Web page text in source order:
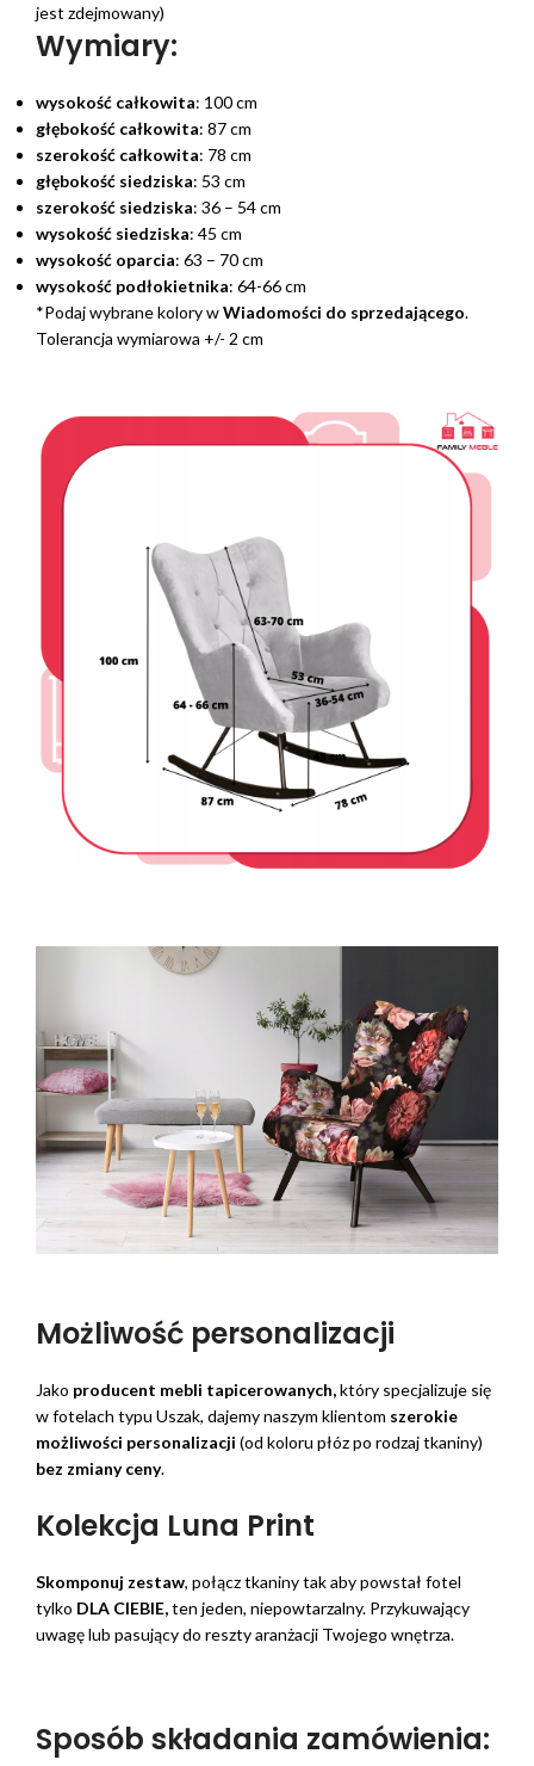
jest zdejmowany)
Wymiary:
wysokość całkowita: 100 cm
głębokość całkowita: 87 cm
szerokość całkowita: 78 cm
głębokość siedziska: 53 cm
szerokość siedziska: 36 – 54 cm
wysokość siedziska: 45 cm
wysokość oparcia: 63 – 70 cm
wysokość podłokietnika: 64-66 cm
*Podaj wybrane kolory wWiadomości do sprzedającego.
Tolerancja wymiarowa +/- 2 cm
Możliwość personalizacji
Jako producent mebli tapicerowanych,który specjalizuje się
w fotelach typu Uszak, dajemy naszym klientom szerokie
możliwości personalizacji (od koloru płóz po rodzaj tkaniny)
bez zmiany ceny.
Kolekcja Luna Print
Skomponuj zestaw, połącz tkaniny tak aby powstał fotel
tylko DLA CIEBIE,ten jeden, niepowtarzalny. Przykuwający
uwagę lub pasujący do reszty aranżacji Twojego wnętrza.
Sposób składania zamówienia: